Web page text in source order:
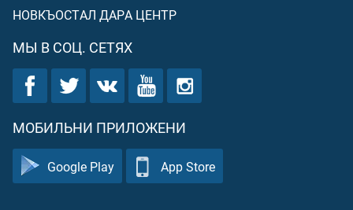
НОВКЪОСТАЛ ДАРА ЦЕНТР
МЫ В СОЦ. СЕТЯХ
МОБИЛЬНИ ПРИЛОЖЕНИ
Google Play App Store